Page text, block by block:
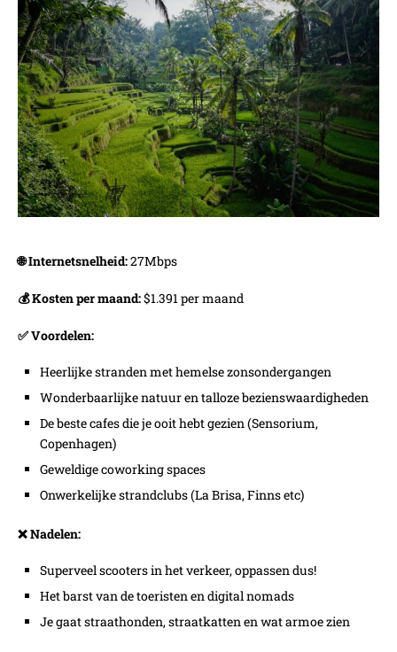
🌐 Internetsnelheid:27Mbps
💰 Kosten per maand:$1.391 per maand
✅ Voordelen:
Heerlijke stranden met hemelse zonsondergangen
Wonderbaarlijke natuur en talloze bezienswaardigheden
De beste cafes die je ooit hebt gezien (Sensorium,
Copenhagen)
Geweldige coworking spaces
Onwerkelijke strandclubs (La Brisa, Finns etc)
❌ Nadelen:
Superveel scooters in het verkeer, oppassen dus!
Het barst van de toeristen en digital nomads
Je gaat straathonden, straatkatten en wat armoe zien